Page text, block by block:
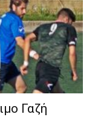
Γαζή